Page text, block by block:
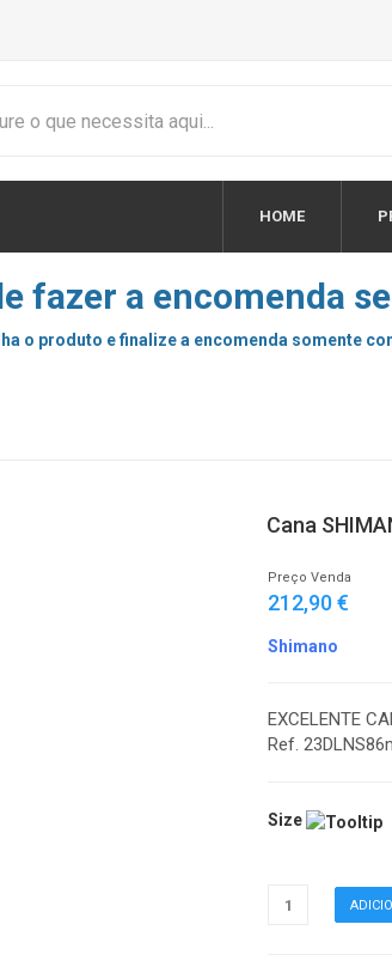
HOME
fazer a encomenda
o produto e finalize a encomenda somente
Cana
Preço Venda
212,90 €
Shimano
EXCELENTE
Ref.
Size